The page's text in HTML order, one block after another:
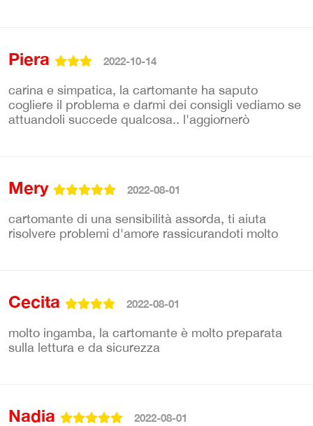
Piera 2022-10-14
carina e simpatica, la cartomante ha saputo
cogliere il problema e darmi dei consigli vediamo se
attuandoli succede qualcosa.. l'aggiornerò
Mery 2022-08-01
cartomante di una sensibilità assorda, ti aiuta
risolvere problemi d'amore rassicurandoti molto
Cecita 2022-08-01
molto ingamba, la cartomante è molto preparata
sulla lettura e da sicurezza
Nadia 2022-08-01